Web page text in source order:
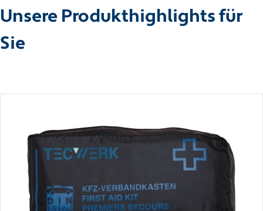
Unsere Produkthighlights für
Sie